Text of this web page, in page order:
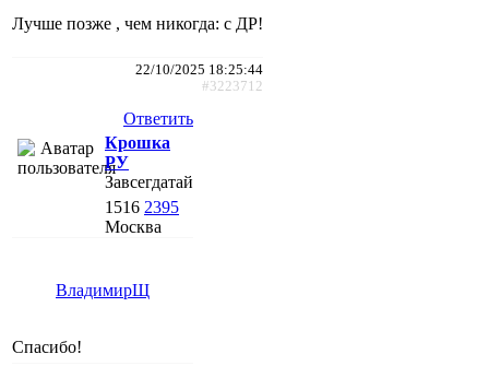
Лучше позже , чем никогда: с ДР!
22/10/2025 18:25:44
#3223712
Ответить
Крошка
РУ
Завсегдатай
1516 2395
Москва
ВладимирЩ
Спасибо!